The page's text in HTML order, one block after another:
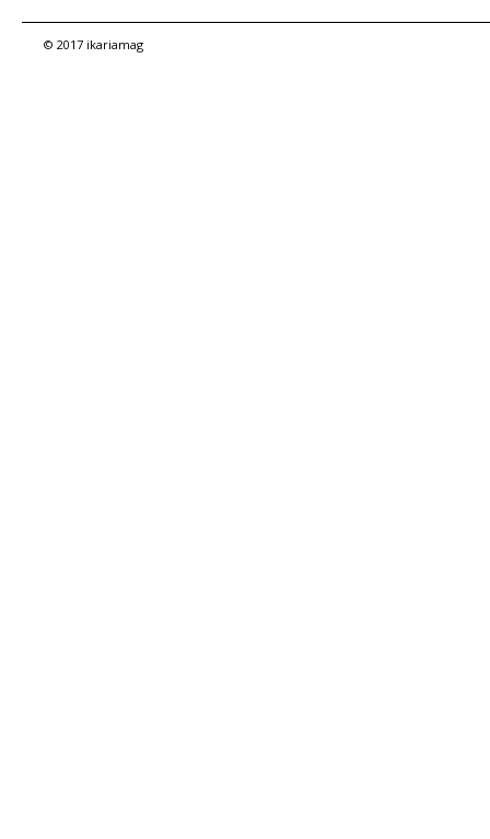
© 2017 ikariamag